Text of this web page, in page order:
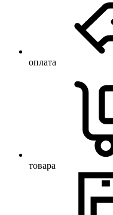
оплата
товара